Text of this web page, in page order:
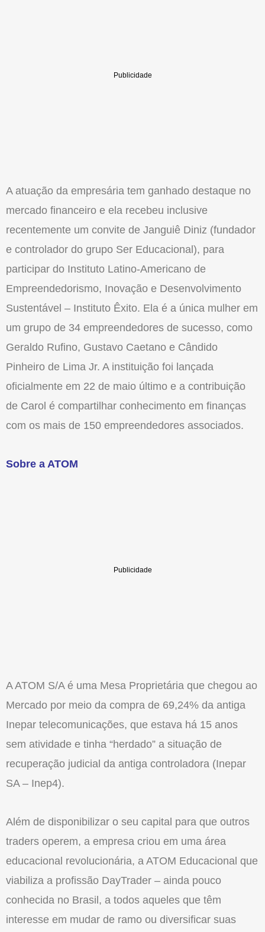
A atuação da empresária tem ganhado destaque no
mercado financeiro e ela recebeu inclusive
recentemente um convite de Janguiê Diniz (fundador
e controlador do grupo Ser Educacional), para
participar do Instituto Latino-Americano de
Empreendedorismo, Inovação e Desenvolvimento
Sustentável – Instituto Êxito. Ela é a única mulher em
um grupo de 34 empreendedores de sucesso, como
Geraldo Rufino, Gustavo Caetano e Cândido
Pinheiro de Lima Jr. A instituição foi lançada
oficialmente em 22 de maio último e a contribuição
de Carol é compartilhar conhecimento em finanças
com os mais de 150 empreendedores associados.
Sobre a ATOM
A ATOM S/A é uma Mesa Proprietária que chegou ao
Mercado por meio da compra de 69,24% da antiga
Inepar telecomunicações, que estava há 15 anos
sem atividade e tinha “herdado” a situação de
recuperação judicial da antiga controladora (Inepar
SA – Inep4).
Além de disponibilizar o seu capital para que outros
traders operem, a empresa criou em uma área
educacional revolucionária, a ATOM Educacional que
viabiliza a profissão DayTrader – ainda pouco
conhecida no Brasil, a todos aqueles que têm
interesse em mudar de ramo ou diversificar suas